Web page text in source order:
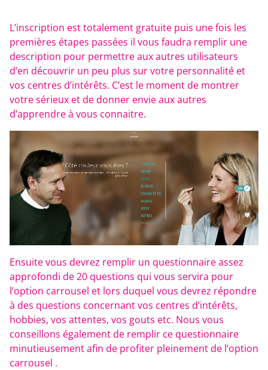
L’inscription est totalement gratuite puis une fois les
premières étapes passées il vous faudra remplir une
description pour permettre aux autres utilisateurs
d’en découvrir un peu plus sur votre personnalité et
vos centres d’intérêts. C’est le moment de montrer
votre sérieux et de donner envie aux autres
d’apprendre à vous connaitre.
Ensuite vous devrez remplir un questionnaire assez
approfondi de 20 questions qui vous servira pour
l’option carrousel et lors duquel vous devrez répondre
à des questions concernant vos centres d’intérêts,
hobbies, vos attentes, vos gouts etc. Nous vous
conseillons également de remplir ce questionnaire
minutieusement afin de profiter pleinement de l’option
carrousel .